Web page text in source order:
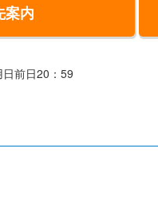
案内
前日20：59